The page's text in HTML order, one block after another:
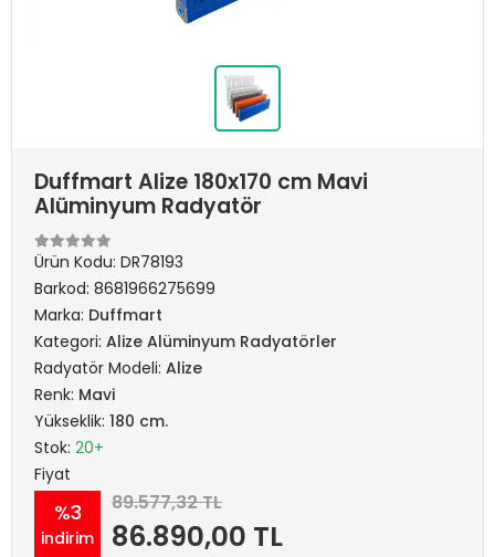
Duffmart Alize 180x170 cm Mavi
Alüminyum Radyatör
Ürün Kodu: DR78193
Barkod: 8681966275699
Marka: Duffmart
Kategori: Alize Alüminyum Radyatörler
Radyatör Modeli: Alize
Renk: Mavi
Yükseklik: 180 cm.
Stok: 20+
Fiyat
%3
indirim
89.577,32 TL
86.890,00 TL